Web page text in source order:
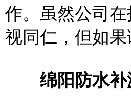
作。虽然公司
视同仁，但如
绵阳防水